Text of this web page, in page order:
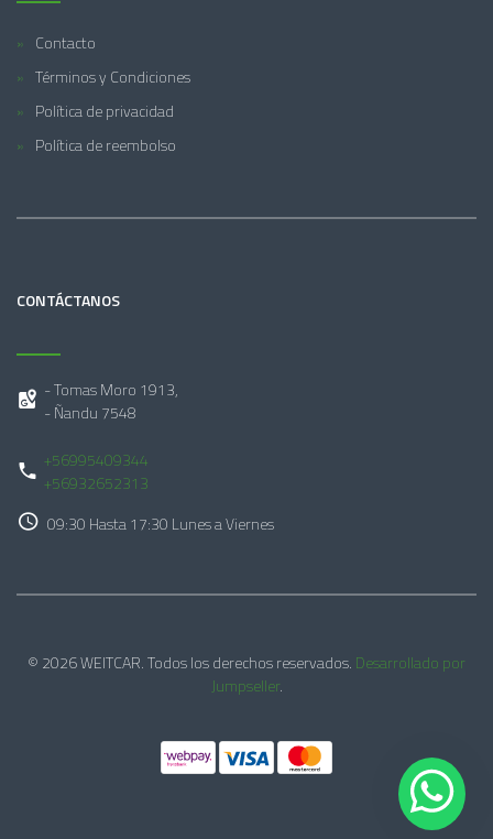
Contacto
Términos y Condiciones
Política de privacidad
Política de reembolso
CONTÁCTANOS
- Tomas Moro 1913,
- Ñandu 7548
+56995409344
+56932652313
09:30 Hasta 17:30 Lunes a Viernes
© 2026 WEITCAR. Todos los derechos reservados. Desarrollado por
Jumpseller.